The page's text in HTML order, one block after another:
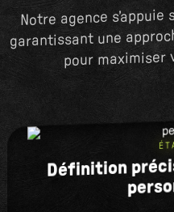
Notre agence
garantissant une
pour maximiser
Définition